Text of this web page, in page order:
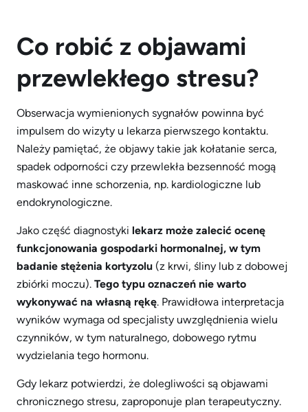
Co robić z objawami
przewlekłego stresu?
Obserwacja wymienionych sygnałów powinna być
impulsem do wizyty u lekarza pierwszego kontaktu.
Należy pamiętać, że objawy takie jak kołatanie serca,
spadek odporności czy przewlekła bezsenność mogą
maskować inne schorzenia, np. kardiologiczne lub
endokrynologiczne.
Jako część diagnostyki lekarz może zalecić ocenę
funkcjonowania gospodarki hormonalnej, w tym
badanie stężenia kortyzolu (z krwi, śliny lub z dobowej
zbiórki moczu). Tego typu oznaczeń nie warto
wykonywać na własną rękę. Prawidłowa interpretacja
wyników wymaga od specjalisty uwzględnienia wielu
czynników, w tym naturalnego, dobowego rytmu
wydzielania tego hormonu.
Gdy lekarz potwierdzi, że dolegliwości są objawami
chronicznego stresu, zaproponuje plan terapeutyczny.